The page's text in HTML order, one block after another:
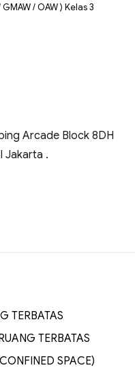
/ OAW ) Kelas 3
Arcade Block 8DH
Jakarta .
TERBATAS
TERBATAS
SPACE)